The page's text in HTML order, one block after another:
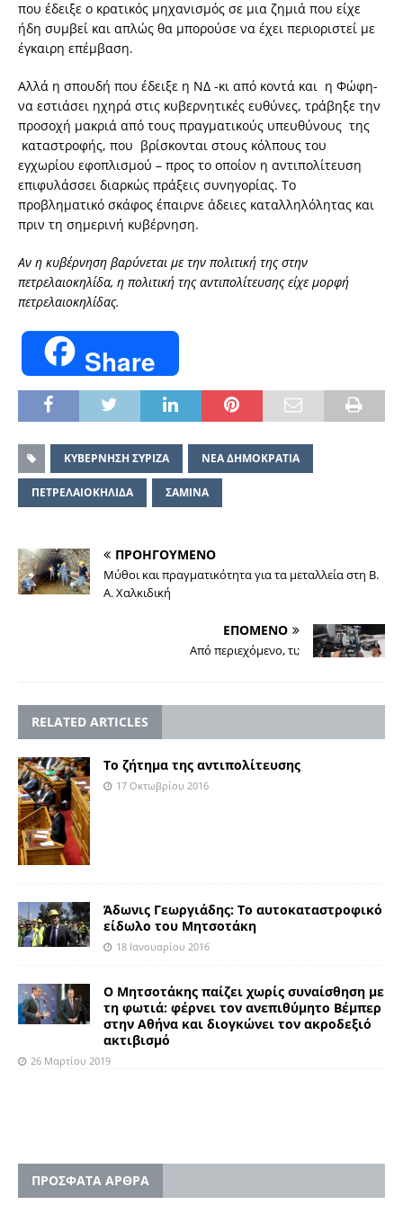
που έδειξε ο κρατικός μηχανισμός σε μια ζημιά που είχε
ήδη συμβεί και απλώς θα μπορούσε να έχει περιοριστεί με
έγκαιρη επέμβαση.
Αλλά η σπουδή που έδειξε η ΝΔ -κι από κοντά και η Φώφη-
να εστιάσει ηχηρά στις κυβερνητικές ευθύνες, τράβηξε την
προσοχή μακριά από τους πραγματικούς υπευθύνους της
καταστροφής, που βρίσκονται στους κόλπους του
εγχωρίου εφοπλισμού – προς το οποίον η αντιπολίτευση
επιφυλάσσει διαρκώς πράξεις συνηγορίας. Το
προβληματικό σκάφος έπαιρνε άδειες καταλληλόλητας και
πριν τη σημερινή κυβέρνηση.
Αν η κυβέρνηση βαρύνεται με την πολιτική της στην
πετρελαιοκηλίδα, η πολιτική της αντιπολίτευσης είχε μορφή
πετρελαιοκηλίδας.
Share
ΚΥΒΕΡΝΗΣΗ ΣΥΡΙΖΑ ΝΕΑ ΔΗΜΟΚΡΑΤΙΑ
ΠΕΤΡΕΛΑΙΟΚΗΛΙΔΑ ΣΑΜΙΝΑ
ΠΡΟΗΓΟΥΜΕΝΟ
Μύθοι και πραγματικότητα για τα μεταλλεία στη Β.
Α. Χαλκιδική
ΕΠΟΜΕΝΟ
Από περιεχόμενο, τι;
RELATED ARTICLES
Το ζήτημα της αντιπολίτευσης
17 Οκτωβρίου 2016
Άδωνις Γεωργιάδης: Το αυτοκαταστροφικό
είδωλο του Μητσοτάκη
18 Ιανουαρίου 2016
Ο Μητσοτάκης παίζει χωρίς συναίσθηση με
τη φωτιά: φέρνει τον ανεπιθύμητο Βέμπερ
στην Αθήνα και διογκώνει τον ακροδεξιό
ακτιβισμό
26 Μαρτίου 2019
ΠΡΟΣΦΑΤΑ ΑΡΘΡΑ